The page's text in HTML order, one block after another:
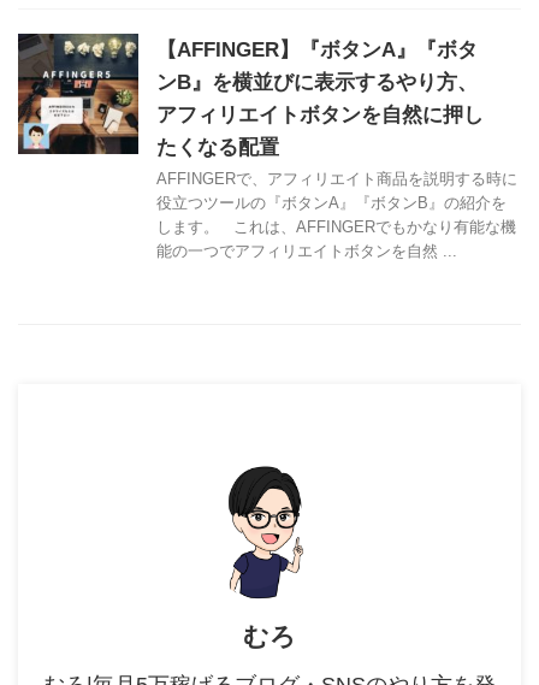
【AFFINGER】『ボタンA』『ボタ
ンB』を横並びに表示するやり方、
アフィリエイトボタンを自然に押し
たくなる配置
AFFINGERで、アフィリエイト商品を説明する時に
役立つツールの『ボタンA』『ボタンB』の紹介を
します。 これは、AFFINGERでもかなり有能な機
能の一つでアフィリエイトボタンを自然 ...
むろ